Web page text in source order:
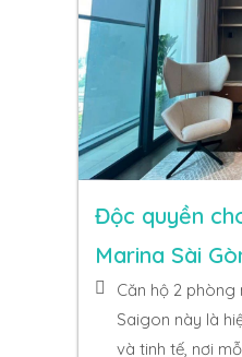
Độc quyền
Marina Sài
Căn hộ 2
Saigon này là
và tinh tế, nơi